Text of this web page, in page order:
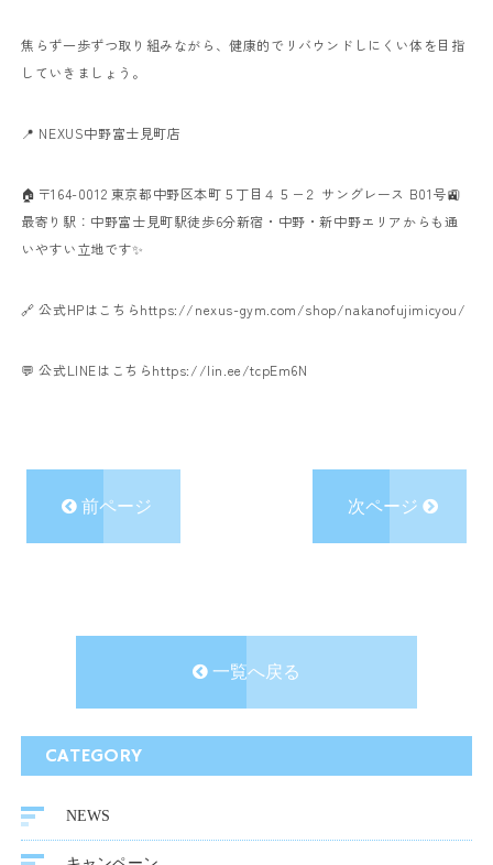
焦らず一歩ずつ取り組みながら、健康的でリバウンドしにくい体を目指
していきましょう。
📍 NEXUS中野富士見町店
🏠〒164-0012 東京都中野区本町５丁目４５−２ サングレース B01号🚉
最寄り駅：中野富士見町駅徒歩6分新宿・中野・新中野エリアからも通
いやすい立地です✨
🔗 公式HPはこちらhttps://nexus-gym.com/shop/nakanofujimicyou/
💬 公式LINEはこちらhttps://lin.ee/tcpEm6N
前ページ 次ページ
一覧へ戻る
CATEGORY
NEWS